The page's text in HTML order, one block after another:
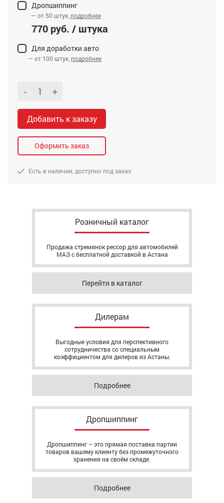
Дропшиппинг
— от 50 штук, подробнее
770 руб. / штука
Для доработки авто
— от 100 штук, подробнее
- +
Добавить к заказу
Оформить заказ
Есть в наличии, доступно под заказ
Розничный каталог
Продажа стремянок рессор для автомобилей
МАЗ с бесплатной доставкой в Астана
Перейти в каталог
Дилерам
Выгодные условия для перспективного
сотрудничества со специальным
коэффициентом для дилеров из Астаны.
Подробнее
Дропшиппинг
Дропшиппинг – это прямая поставка партии
товаров вашему клиенту без промежуточного
хранения на своём складе.
Подробнее